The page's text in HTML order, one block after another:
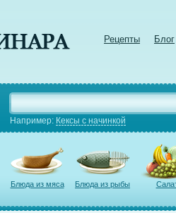
Рецепты Блог
Например: Кексы с начинкой
Блюда из мяса Блюда из рыбы